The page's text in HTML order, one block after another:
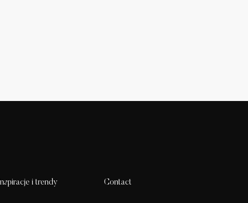
i trendy Contact